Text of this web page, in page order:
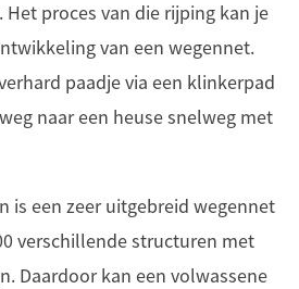
proces van die rijping kan je
van een wegennet.
paadje via een klinkerpad
naar een heuse snelweg met
is een zeer uitgebreid wegennet
verschillende structuren met
Daardoor kan een volwassene